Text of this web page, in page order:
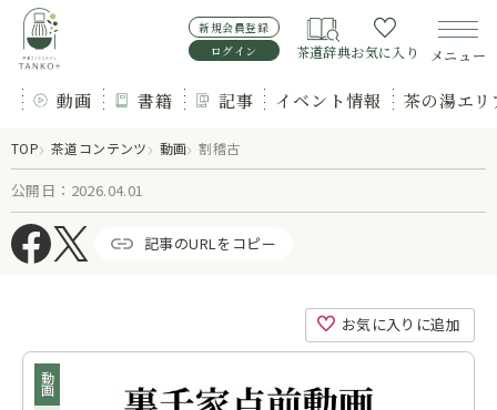
新規会員登録
ログイン
茶道辞典お気に入り メニュー
動画 書籍 記事 イベント情報 茶の湯エ
TOP 茶道コンテンツ 動画 割稽古
公開日：2026.04.01
記事のURLをコピー
お気に入りに追加
動画